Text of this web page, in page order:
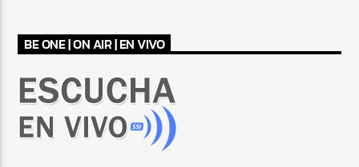
BE ONE | ON AIR | EN VIVO